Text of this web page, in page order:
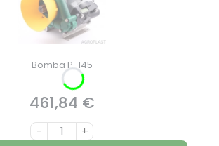
Bomba P-145
Precio
461,84 €
- +